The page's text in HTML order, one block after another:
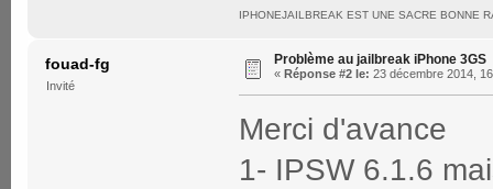
IPHONEJAILBREAK EST UNE SACRE BONNE
fouad-fg
Invité
Problème au jailbreak iPhone 3GS
« Réponse #2 le: 23 décembre 2014,
Merci d'avance
1- IPSW 6.1.6